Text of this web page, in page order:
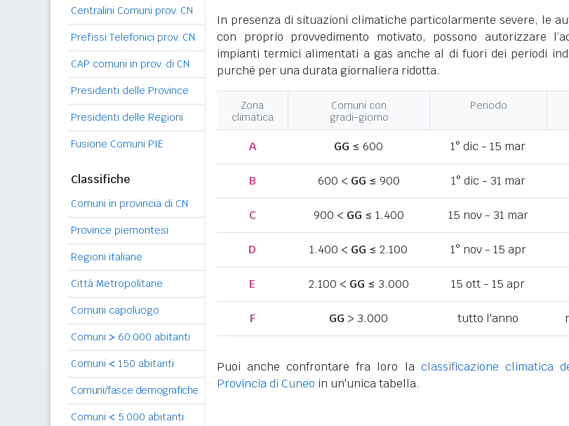
Centralini Comuni prov. CN
Prefissi Telefonici prov. CN
CAP comuni in prov. di CN
Presidenti delle Province
Presidenti delle Regioni
Fusione Comuni PIE
Classifiche
Comuni in provincia di CN
Province piemontesi
Regioni italiane
Città Metropolitane
Comuni capoluogo
Comuni > 60.000 abitanti
Comuni < 150 abitanti
Comuni/fasce demografiche
Comuni < 5.000 abitanti
In presenza di situazioni climatiche particolarmente severe, le
con proprio provvedimento motivato, possono autorizzare
impianti termici alimentati a gas anche al di fuori dei periodi
purché per una durata giornaliera ridotta.
Zona
climatica
Comuni con
gradi-giorno
Periodo
A GG ≤ 600 1° dic - 15 mar
B 600 < GG ≤ 900 1° dic - 31 mar
C 900 < GG ≤ 1.400 15 nov - 31 mar
D 1.400 < GG ≤ 2.100 1° nov - 15 apr
E 2.100 < GG ≤ 3.000 15 ott - 15 apr
F GG > 3.000 tutto l'anno
Puoi anche confrontare fra loro la classificazione climatica
Provincia di Cuneo in un'unica tabella.